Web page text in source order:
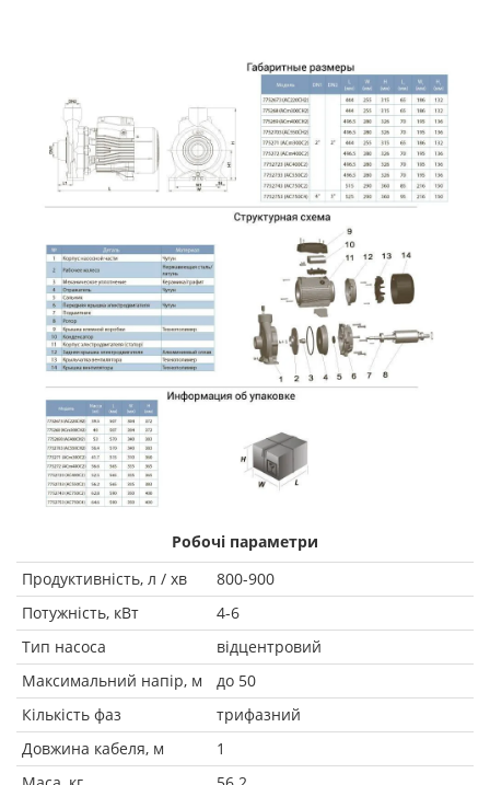
Робочі параметри
Продуктивність, л / хв
800-900
Потужність, кВт
4-6
Тип насоса
відцентровий
Максимальний напір, м
до 50
Кількість фаз
трифазний
Довжина кабеля, м
1